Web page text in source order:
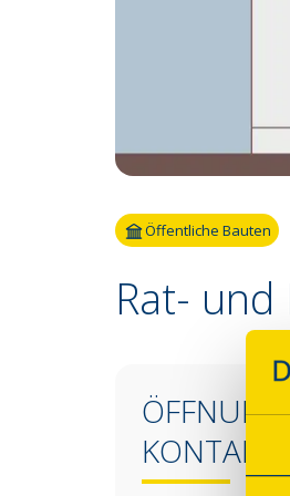
Öffentliche Bauten
Rat-
KONTAKT